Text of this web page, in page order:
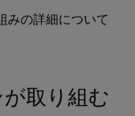
みの詳細について
取り組む